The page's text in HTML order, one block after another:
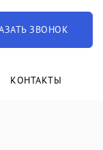
ЗВОНОК
КОНТАКТЫ